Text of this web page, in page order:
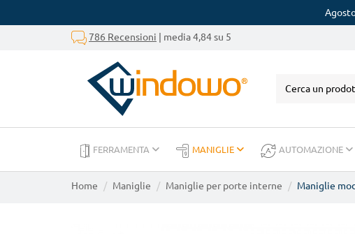
786 Recensioni | media 4,84 su 5
FERRAMENTA MANIGLIE AUTOMAZIONE
Home Maniglie Maniglie per porte interne Maniglie